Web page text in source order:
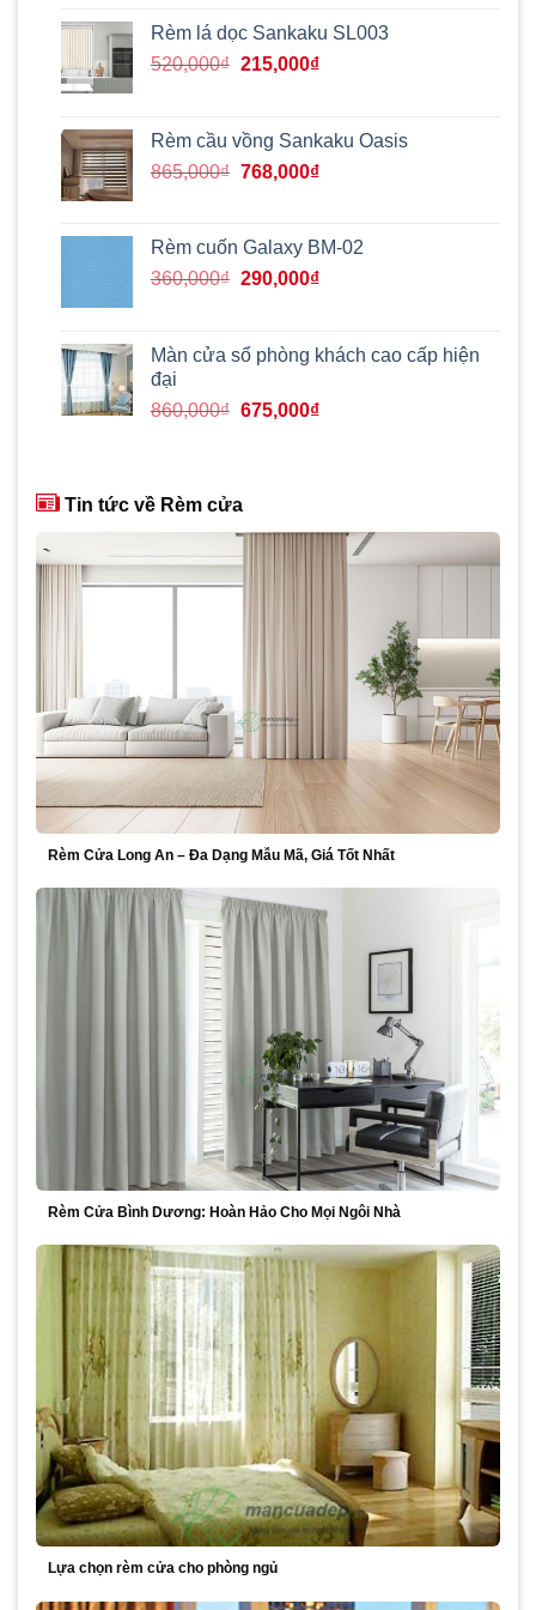
là:
540,000₫.
tại
là:
Rèm lá dọc Sankaku SL003
520,000₫ Giá
520,000₫.
215,000₫Giá
là:
215,000₫.
Rèm cầu vồng Sankaku Oasis
865,000₫ Giá
865,000₫.
768,000₫Giá
là:
768,000₫.
Rèm cuốn Galaxy BM-02
360,000₫ Giá
360,000₫.
290,000₫Giá
là:
Màn cửa sổ phòng khách cao cấp hiện
đại
860,000₫ Giá
675,000₫Giá
Tin tức về Rèm cửa
Rèm Cửa Long An – Đa Dạng Mẫu Mã, Giá Tốt Nhất
Rèm Cửa Bình Dương: Hoàn Hảo Cho Mọi Ngôi Nhà
Lựa chọn rèm cửa cho phòng ngủ